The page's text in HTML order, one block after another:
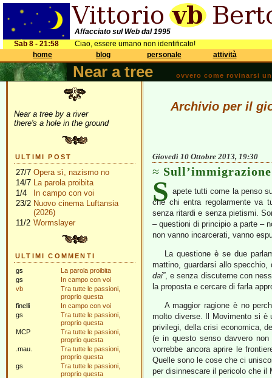
Affacciato sul Web dal 1995
Sab 8 - 21:58
Ciao, essere umano non identificato!
home
blog personale attività
Near a tree ovvero come rovinarsi
Near a tree by a river
there's a hole in the ground
ULTIMI POST
27/7 Opera sì, nazismo no
14/7 La parola proibita
1/4
In campo con voi
23/2 Nuovo cinema Luftansia
(2026)
11/2 Wormslayer
ULTIMI COMMENTI
gs
La parola proibita
gs
In campo con voi
vb
Tra tutte le passioni,
proprio questa
finelli
In campo con voi
gs
Tra tutte le passioni,
proprio questa
MCP
Tra tutte le passioni,
proprio questa
.mau.
Tra tutte le passioni,
proprio questa
gs
Tra tutte le passioni,
proprio questa
Archivio per il
Giovedì 10 Ottobre 2013, 19:30
S apete tutti come la penso
che chi entra regolarmente va
senza ritardi e senza pietismi.
– questioni di principio a parte –
non vanno incarcerati, vanno
La questione è se due
mattino, guardarsi allo
dai”, e senza discuterne con
la proposta e cercare di farla
A maggior ragione è no
molto diverse. Il Movimento si è
privilegi, della crisi economica,
(e in questo senso davvero
vorrebbe ancora aprire le
Quelle sono le cose che ci
per disinnescare il pericolo che il